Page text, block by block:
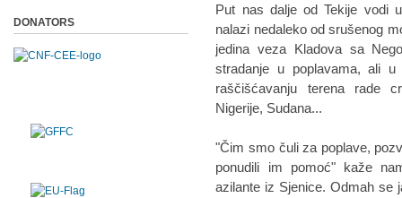
Put nas dalje od Tekije vodi
nalazi nedaleko od srušenog
jedina veza Kladova sa
stradanje u poplavama, ali
raščišćavanju terena rade
Nigerije, Sudana...
"Čim smo čuli za poplave,
ponudili im pomoć" kaže
azilante iz Sjenice. Odmah se
DONATORS